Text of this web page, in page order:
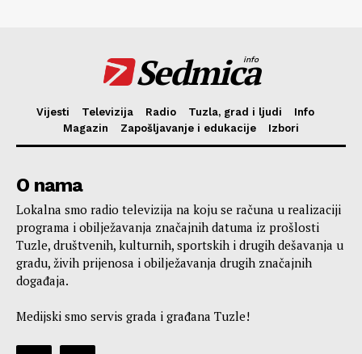
Sedmica
info
Vijesti Televizija Radio Tuzla, grad i ljudi
Info
Magazin
Zapošljavanje i edukacije Izbori
O nama
Lokalna smo radio televizija na koju se računa u realizaciji
programa i obilježavanja značajnih datuma iz prošlosti
Tuzle, društvenih, kulturnih, sportskih i drugih dešavanja u
gradu, živih prijenosa i obilježavanja drugih značajnih
događaja.
Medijski smo servis grada i građana Tuzle!